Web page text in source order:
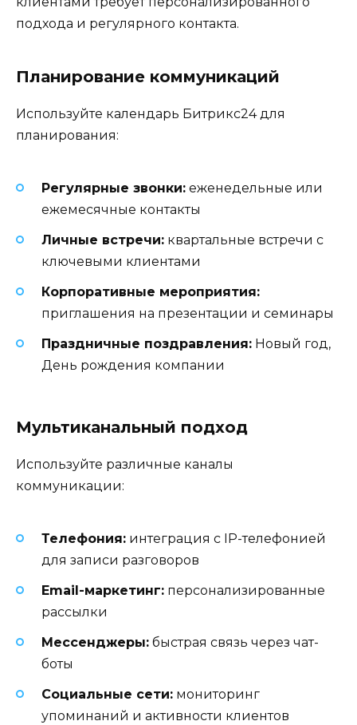
подхода и регулярного контакта.
Планирование коммуникаций
Используйте календарь Битрикс24 для
планирования:
Регулярные звонки: еженедельные или
ежемесячные контакты
Личные встречи: квартальные встречи с
ключевыми клиентами
Корпоративные мероприятия:
приглашения на презентации и семинары
Праздничные поздравления: Новый год,
День рождения компании
Мультиканальный подход
Используйте различные каналы
коммуникации:
Телефония: интеграция с IP-телефонией
для записи разговоров
Email-маркетинг: персонализированные
рассылки
Мессенджеры: быстрая связь через чат-
боты
Социальные сети: мониторинг
упоминаний и активности клиентов